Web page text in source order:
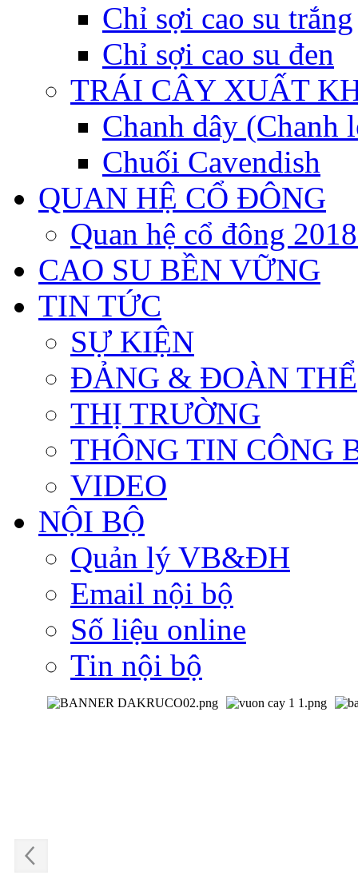
Chỉ sợi cao su trắng
Chỉ sợi cao su đen
TRÁI CÂY XUẤT
Chanh dây (Chanh
Chuối Cavendish
QUAN HỆ CỔ ĐÔNG
Quan hệ cổ đông
CAO SU BỀN VỮNG
TIN TỨC
SỰ KIỆN
ĐẢNG & ĐOÀN THỂ
THỊ TRƯỜNG
THÔNG TIN CÔNG
VIDEO
NỘI BỘ
Quản lý VB&ĐH
Email nội bộ
Số liệu online
Tin nội bộ